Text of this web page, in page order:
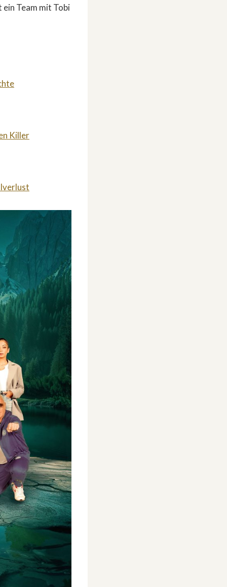
ein Team mit Tobi
Killer